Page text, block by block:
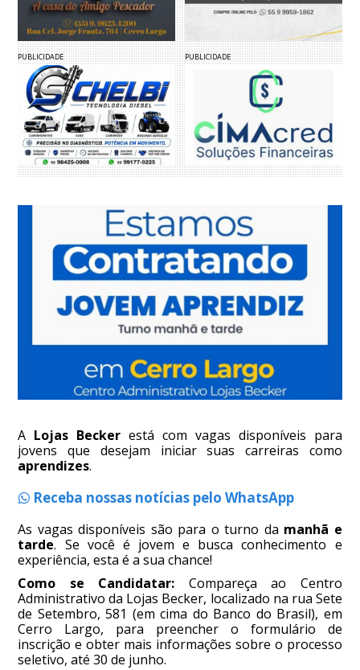
PUBLICIDADE PUBLICIDADE
A Lojas Becker está com vagas disponíveis para
jovens que desejam iniciar suas carreiras como
aprendizes.
Receba nossas notícias pelo WhatsApp
As vagas disponíveis são para o turno da manhã e
tarde. Se você é jovem e busca conhecimento e
experiência, esta é a sua chance!
Como se Candidatar: Compareça ao Centro
Administrativo da Lojas Becker, localizado na rua Sete
de Setembro, 581 (em cima do Banco do Brasil), em
Cerro Largo, para preencher o formulário de
inscrição e obter mais informações sobre o processo
seletivo, até 30 de junho.